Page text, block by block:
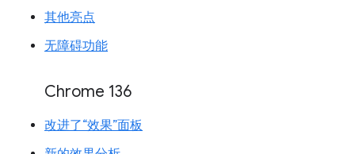
其他亮点
无障碍功能
Chrome 136
改进了“效果”面板